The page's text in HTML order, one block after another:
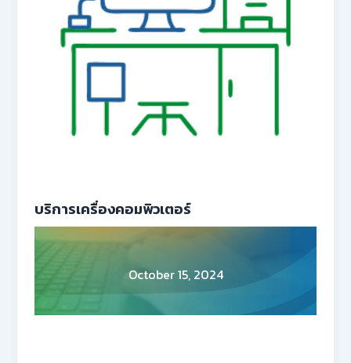
บริการเครื่องคอมพิวเตอร์
October 15, 2024